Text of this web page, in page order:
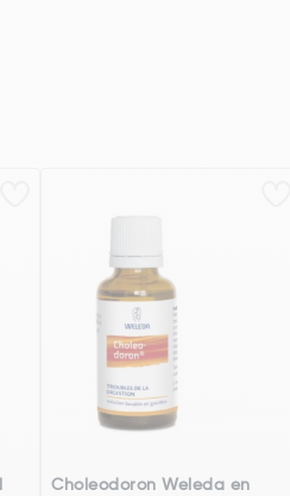
Choleodoron Weleda en